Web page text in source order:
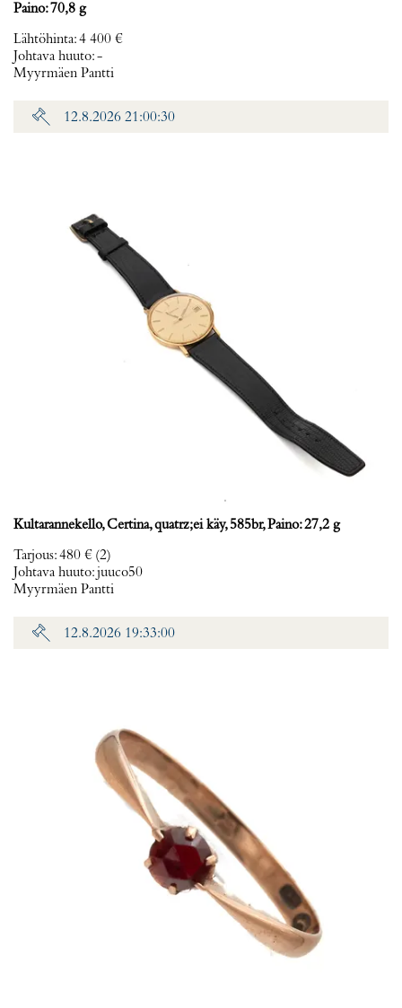
Paino: 70,8 g
Lähtöhinta:4 400 €
Johtava huuto:-
Myyrmäen Pantti
12.8.2026 21:00:30
Kultarannekello, Certina, quatrz;ei käy, 585br, Paino: 27,2 g
Tarjous:480 € (2)
Johtava huuto:juuco50
Myyrmäen Pantti
12.8.2026 19:33:00